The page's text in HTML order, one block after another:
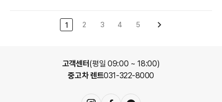
1 2 3 4 5
고객센터 (평일 09:00 ~ 18:00)
중고차 렌트031-322-8000